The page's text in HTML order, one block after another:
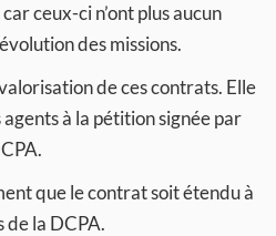
ceux-ci n’ont plus aucun
des missions.
de ces contrats. Elle
agents à la pétition signée par
que le contrat soit étendu à
de la DCPA.